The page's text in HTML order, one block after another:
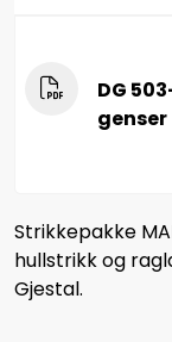
DG
genser
Strikkepakke
hullstrikk og
Gjestal.